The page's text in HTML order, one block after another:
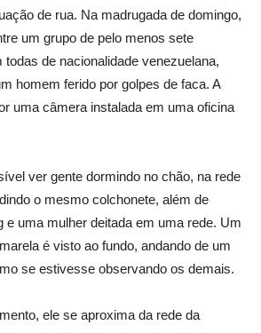
de rua. Na madrugada de domingo,
um grupo de pelo menos sete
de nacionalidade venezuelana,
homem ferido por golpes de faca. A
uma câmera instalada em uma oficina
ver gente dormindo no chão, na rede
o mesmo colchonete, além de
e uma mulher deitada em uma rede. Um
é visto ao fundo, andando de um
se estivesse observando os demais.
ele se aproxima da rede da